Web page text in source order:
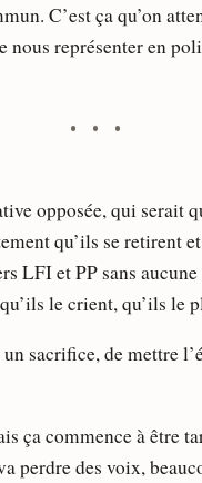
C’est ça qu’on
nous représenter en
opposée, qui serait
qu’ils se retirent
LFI et PP sans
le crient, qu’ils le
sacrifice, de mettre
ça commence à être
perdre des voix,